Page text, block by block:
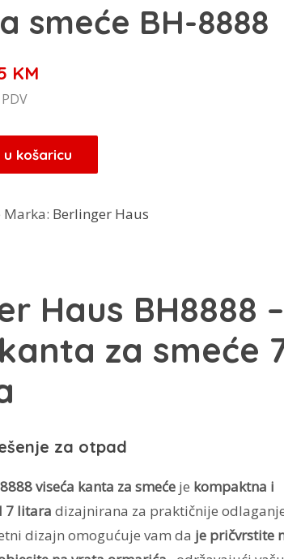
smeće BH-8888
KM.
KMTrenutna
21,25 KM.
u košaricu
Marka: Berlinger Haus
Haus BH8888 –
za smeće
za otpad
viseća kanta za smećeje kompaktna i
7 litara dizajnirana za praktičnije
dizajn omogućuje vam da je pričvrstite